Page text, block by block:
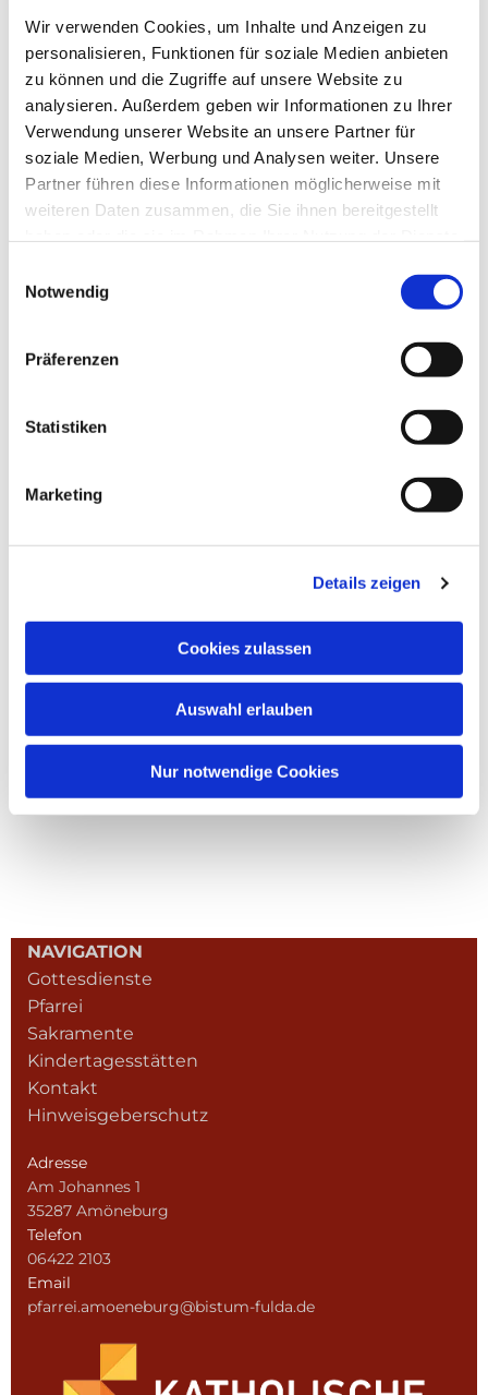
Wir verwenden Cookies, um Inhalte und Anzeigen zu
personalisieren, Funktionen für soziale Medien anbieten
zu können und die Zugriffe auf unsere Website zu
analysieren. Außerdem geben wir Informationen zu Ihrer
Verwendung unserer Website an unsere Partner für
soziale Medien, Werbung und Analysen weiter. Unsere
Partner führen diese Informationen möglicherweise mit
weiteren Daten zusammen, die Sie ihnen bereitgestellt
Notwendig
Präferenzen
Statistiken
Marketing
Details zeigen
Cookies zulassen
Auswahl erlauben
Nur notwendige Cookies
Dies könnte Sie auch
NAVIGATION
Gottesdienste
Pfarrei
Sakramente
Kindertagesstätten
Kontakt
Hinweisgeberschutz
Adresse
Am Johannes 1
35287 Amöneburg
Telefon
06422 2103
Email
pfarrei.amoeneburg@bistum-fulda.de